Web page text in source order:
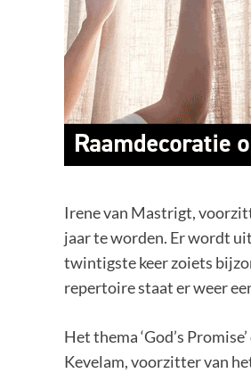
Irene van Mastrigt,
jaar te worden. Er wordt
twintigste keer zoiets
repertoire staat er weer
Het thema ‘God’s
Kevelam, voorzitter van